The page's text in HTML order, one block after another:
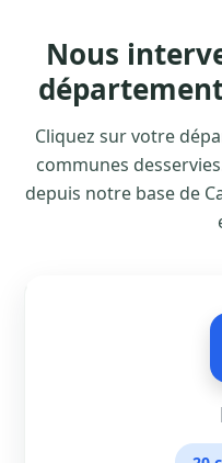
Nous
Cliquez sur votre
communes
depuis notre base de